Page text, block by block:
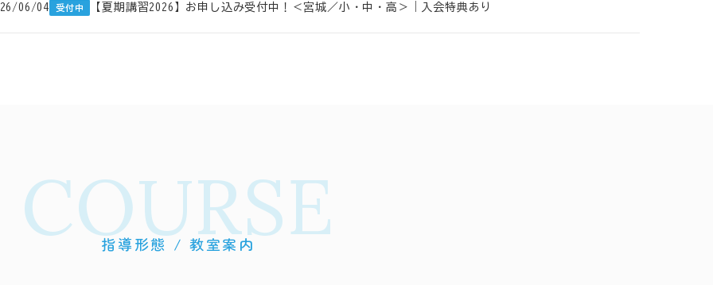
06/04 受付中 【夏期講習2026】お申し込み受付中！＜宮城／小・中・高＞｜入会特典あり
COURSE
指導形態 / 教室案内